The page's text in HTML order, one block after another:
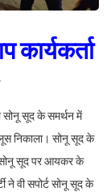
सोनू सूद के समर्थन में
निकाला। सोनू सूद के
सोनू सूद पर आयकर के
ने वी सपोर्ट सोनू सूद के